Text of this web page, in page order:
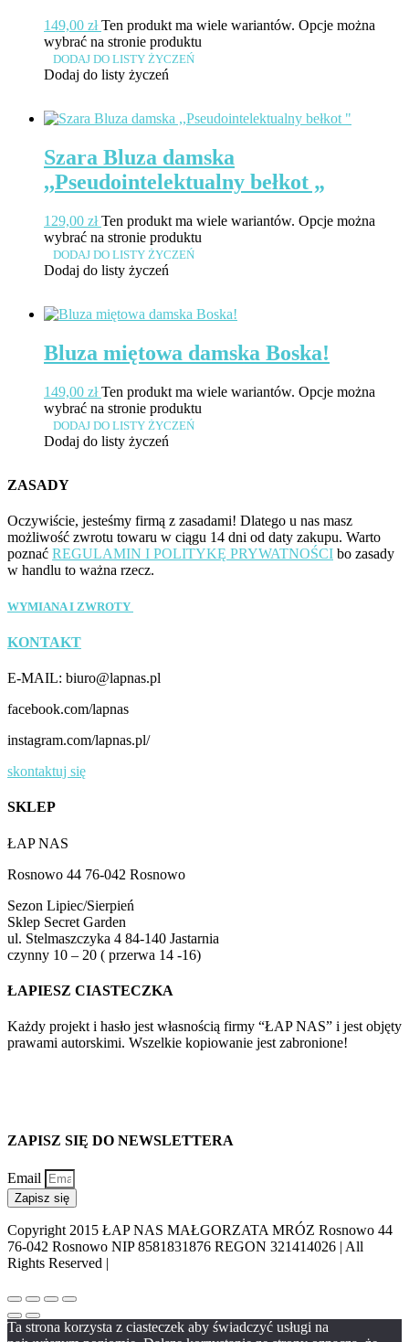
149,00 zł Ten produkt ma wiele wariantów. Opcje można
wybrać na stronie produktu
DODAJ DO LISTY ŻYCZEŃ
Dodaj do listy życzeń
Szara Bluza damska
,,Pseudointelektualny bełkot „
129,00 zł Ten produkt ma wiele wariantów. Opcje można
wybrać na stronie produktu
DODAJ DO LISTY ŻYCZEŃ
Dodaj do listy życzeń
Bluza miętowa damska Boska!
149,00 zł Ten produkt ma wiele wariantów. Opcje można
wybrać na stronie produktu
DODAJ DO LISTY ŻYCZEŃ
Dodaj do listy życzeń
ZASADY
Oczywiście, jesteśmy firmą z zasadami! Dlatego u nas masz
możliwość zwrotu towaru w ciągu 14 dni od daty zakupu. Warto
poznać REGULAMIN I POLITYKĘ PRYWATNOŚCI bo zasady
w handlu to ważna rzecz.
WYMIANA I ZWROTY
KONTAKT
E-MAIL: biuro@lapnas.pl
facebook.com/lapnas
instagram.com/lapnas.pl/
skontaktuj się
SKLEP
ŁAP NAS
Rosnowo 44 76-042 Rosnowo
Sezon Lipiec/Sierpień
Sklep Secret Garden
ul. Stelmaszczyka 4 84-140 Jastarnia
czynny 10 – 20 ( przerwa 14 -16)
ŁAPIESZ CIASTECZKA
Każdy projekt i hasło jest własnością firmy “ŁAP NAS” i jest objęty
prawami autorskimi. Wszelkie kopiowanie jest zabronione!
ZAPISZ SIĘ DO NEWSLETTERA
Email
Zapisz się
Copyright 2015 ŁAP NAS MAŁGORZATA MRÓZ Rosnowo 44
76-042 Rosnowo NIP 8581831876 REGON 321414026 | All
Rights Reserved |
Ta strona korzysta z ciasteczek aby świadczyć usługi na